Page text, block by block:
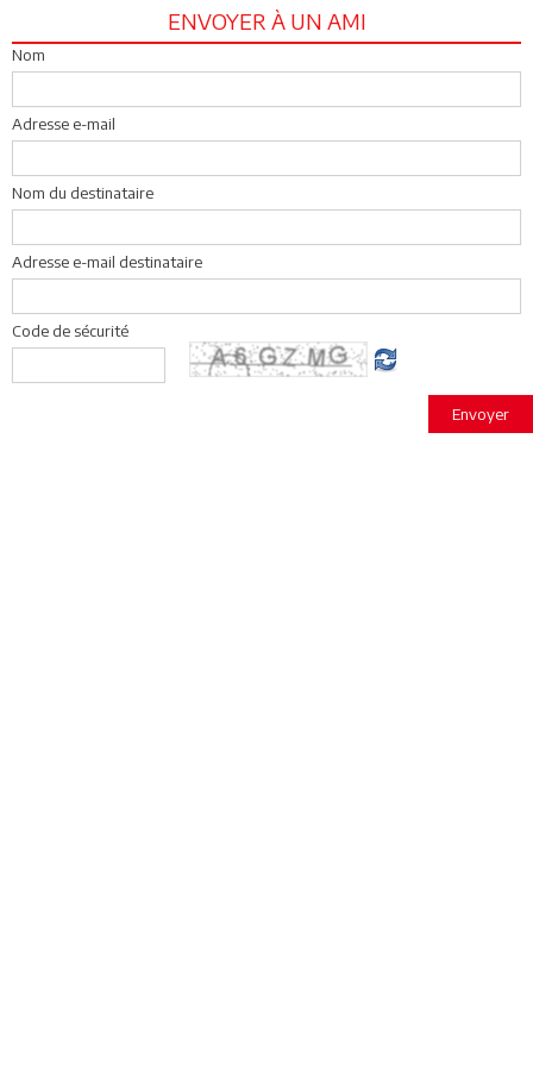
ENVOYER À UN AMI
Nom
Adresse e-mail
Nom du destinataire
Adresse e-mail destinataire
Code de sécurité
Envoyer